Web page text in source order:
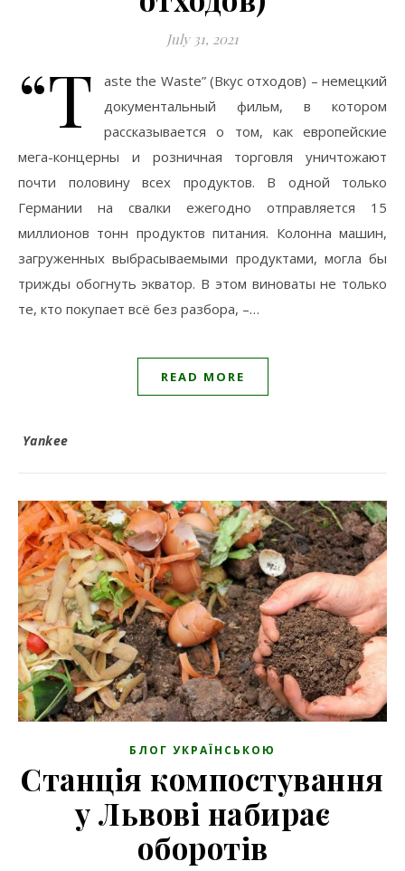
July 31, 2021
“T
aste the Waste” (Вкус отходов) – немецкий
документальный фильм, в котором
рассказывается о том, как европейские
мега-концерны и розничная торговля уничтожают
почти половину всех продуктов. В одной только
Германии на свалки ежегодно отправляется 15
миллионов тонн продуктов питания. Колонна машин,
загруженных выбрасываемыми продуктами, могла бы
трижды обогнуть экватор. В этом виноваты не только
те, кто покупает всё без разбора, –…
READ MORE
Yankee
БЛОГ УКРАЇНСЬКОЮ
Станція компостування
у Львові набирає
оборотів